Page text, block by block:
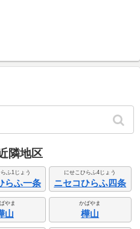
隣地区
ふ1じょう
らふ一条
にせこひらふ4じょう
ニセコひらふ四条
やま
山
かばやま
樺山